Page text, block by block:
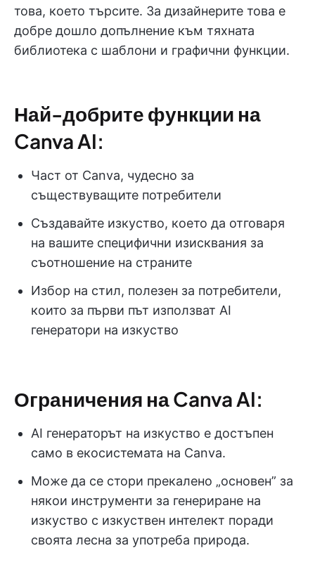
това, което търсите. За дизайнерите това е
добре дошло допълнение към тяхната
библиотека с шаблони и графични функции.
Най-добрите функции на
Canva AI:
Част от Canva, чудесно за
съществуващите потребители
Създавайте изкуство, което да отговаря
на вашите специфични изисквания за
съотношение на страните
Избор на стил, полезен за потребители,
които за първи път използват AI
генератори на изкуство
Ограничения на Canva AI:
AI генераторът на изкуство е достъпен
само в екосистемата на Canva.
Може да се стори прекалено „основен” за
някои инструменти за генериране на
изкуство с изкуствен интелект поради
своята лесна за употреба природа.